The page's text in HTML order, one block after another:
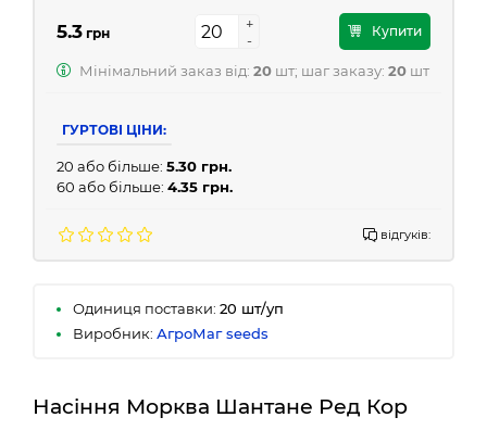
5.3 грн
+
-
+
-
Купити
Мінімальний заказ від: 20 шт; шаг заказу: 20 шт
ГУРТОВІ ЦІНИ:
20 або більше: 5.30 грн.
60 або більше: 4.35 грн.
відгуків:
Одиниця поставки: 20 шт/уп
Виробник: АгроМаг seeds
Насіння Морква Шантане Ред Кор